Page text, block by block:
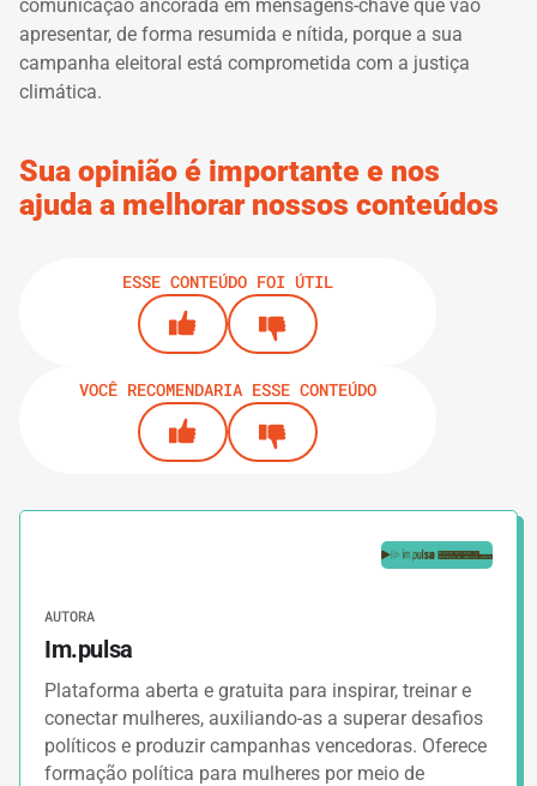
comunicação ancorada em mensagens-chave que vão
apresentar, de forma resumida e nítida, porque a sua
campanha eleitoral está comprometida com a justiça
climática.
Sua opinião é importante e nos
ajuda a melhorar nossos conteúdos
ESSE CONTEÚDO FOI ÚTIL
VOCÊ RECOMENDARIA ESSE CONTEÚDO
AUTORA
Im.pulsa
Plataforma aberta e gratuita para inspirar, treinar e
conectar mulheres, auxiliando-as a superar desafios
políticos e produzir campanhas vencedoras. Oferece
formação política para mulheres por meio de